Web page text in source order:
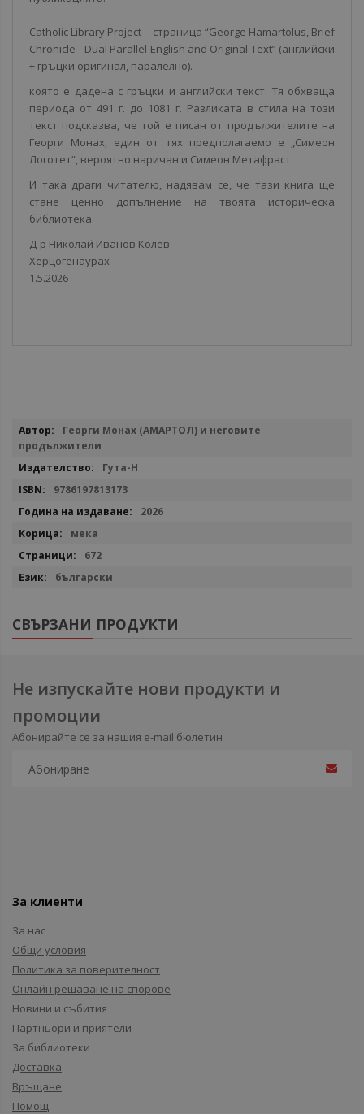
Catholic Library Project – страница “George Hamartolus, Brief
Chronicle - Dual Parallel English and Original Text” (английски
+ гръцки оригинал, паралелно).
която е дадена с гръцки и английски текст. Тя обхваща
периода от 491 г. до 1081 г. Разликата в стила на този
текст подсказва, че той е писан от продължителите на
Георги Монах, един от тях предполагаемо е „Симеон
Логотет“, вероятно наричан и Симеон Метафраст.
И така драги читателю, надявам се, че тази книга ще
стане ценно допълнение на твоята историческа
библиотека.
Д-р Николай Иванов Колев
Херцогенаурах
1.5.2026
Повече
информация
Георги Монах (АМАРТОЛ) и неговите
продължители
Гута-Н
9786197813173
2026
мека
672
български
СВЪРЗАНИ ПРОДУКТИ
Не изпускайте нови продукти и
промоции
Абонирайте се за нашия e-mail бюлетин
За клиенти
За нас
Общи условия
Политика за поверителност
Онлайн решаване на спорове
Новини и събития
Партньори и приятели
За библиотеки
Доставка
Връщане
Помощ